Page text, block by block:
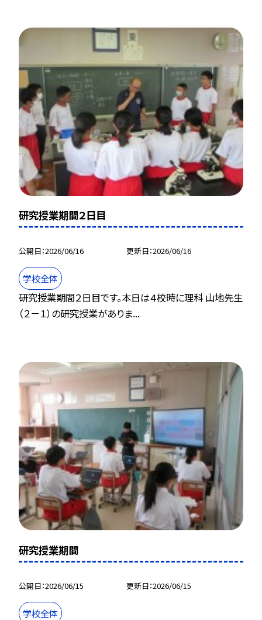
研究授業期間２日目
公開日 2026/06/16 更新日 2026/06/16
学校全体
研究授業期間２日目です。本日は４校時に理科 山地先生
（２－１）の研究授業がありま...
研究授業期間
公開日 2026/06/15 更新日 2026/06/15
学校全体